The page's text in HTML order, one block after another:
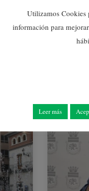
Utilizamos Cookies
información para
Leer más